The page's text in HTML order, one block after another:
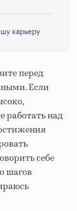
карьеру
перед
Если
работать над
себе
шагов